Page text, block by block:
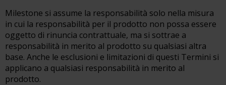
Milestone si assume la responsabilità solo nella misura
in cui la responsabilità per il prodotto non possa essere
oggetto di rinuncia contrattuale, ma si sottrae a
responsabilità in merito al prodotto su qualsiasi altra
base. Anche le esclusioni e limitazioni di questi Termini si
applicano a qualsiasi responsabilità in merito al
prodotto.